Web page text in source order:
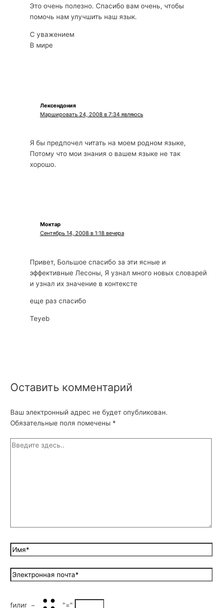
Это очень полезно. Спасибо вам очень, чтобы
помочь нам улучшить наш язык.
С уважением
В мире
Лексендония
Маршировать 24, 2008 в 7:34 являюсь
Я бы предпочел читать на моем родном языке,
Потому что мои знания о вашем языке не так
хорошо.
Моктар
Сентябрь 14, 2008 в 1:18 вечера
Привет, Большое спасибо за эти ясные и
эффективные Лесоны, Я узнал много новых словарей
и узнал их значение в контексте
еще раз спасибо
Teyeb
Оставить комментарий
Ваш электронный адрес не будет опубликован.
Обязательные поля помечены *
fилиr − "="